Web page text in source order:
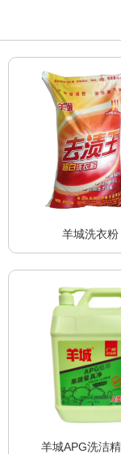
羊城洗衣粉
羊城APG洗洁